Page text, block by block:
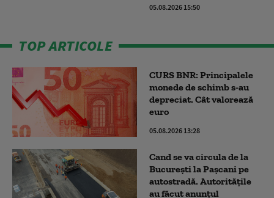
05.08.2026 15:50
TOP ARTICOLE
CURS BNR: Principalele
monede de schimb s-au
depreciat. Cât valorează
euro
05.08.2026 13:28
Cand se va circula de la
București la Pașcani pe
autostradă. Autoritățile
au făcut anunțul